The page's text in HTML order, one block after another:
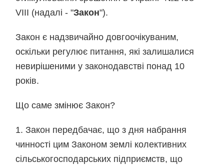
VIII (надалі - "Закон").
Закон є надзвичайно довгоочікуваним,
оскільки регулює питання, які залишалися
невирішеними у законодавстві понад 10
років.
Що саме змінює Закон?
1. Закон передбачає, що з дня набрання
чинності цим Законом землі колективних
сільськогосподарських підприємств, що